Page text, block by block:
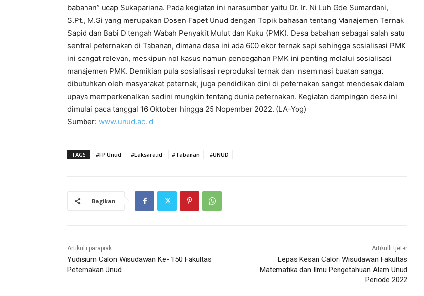
babahan” ucap Sukapariana. Pada kegiatan ini narasumber yaitu Dr. Ir. Ni Luh Gde Sumardani,
S.Pt., M.Si yang merupakan Dosen Fapet Unud dengan Topik bahasan tentang Manajemen Ternak
Sapid dan Babi Ditengah Wabah Penyakit Mulut dan Kuku (PMK). Desa babahan sebagai salah satu
sentral peternakan di Tabanan, dimana desa ini ada 600 ekor ternak sapi sehingga sosialisasi PMK
ini sangat relevan, meskipun nol kasus namun pencegahan PMK ini penting melalui sosialisasi
manajemen PMK. Demikian pula sosialisasi reproduksi ternak dan inseminasi buatan sangat
dibutuhkan oleh masyarakat peternak, juga pendidikan dini di peternakan sangat mendesak dalam
upaya memperkenalkan sedini mungkin tentang dunia peternakan. Kegiatan dampingan desa ini
dimulai pada tanggal 16 Oktober hingga 25 Nopember 2022. (LA-Yog)
Sumber: www.unud.ac.id
TAGS #FP Unud #Laksara.id #Tabanan #UNUD
Bagikan
Artikulli paraprak
Yudisium Calon Wisudawan Ke- 150 Fakultas
Peternakan Unud
Artikulli tjetër
Lepas Kesan Calon Wisudawan Fakultas
Matematika dan Ilmu Pengetahuan Alam Unud
Periode 2022